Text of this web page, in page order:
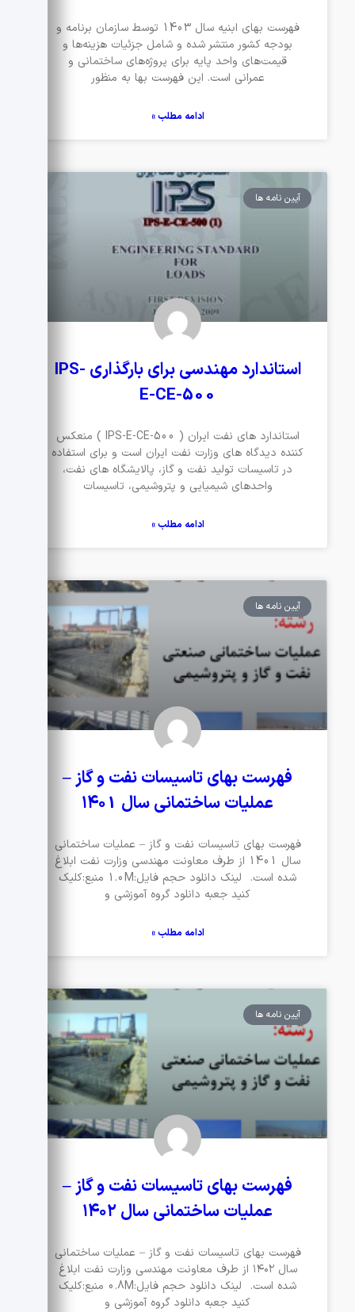
فهرست بهای ابنیه سال 1403 توسط سازمان برنامه و
بودجه کشور منتشر شده و شامل جزئیات هزینه‌ها و
قیمت‌های واحد پایه برای پروژه‌های ساختمانی و
عمرانی است. این فهرست بها به منظور
ادامه مطلب »
آیین نامه ها
استاندارد مهندسی برای بارگذاری IPS-
E-CE-500
استاندارد های نفت ایران ( IPS-E-CE-500 ) منعکس
کننده دیدگاه های وزارت نفت ایران است و برای استفاده
در تاسیسات تولید نفت و گاز، پالایشگاه های نفت،
واحدهای شیمیایی و پتروشیمی، تاسیسات
ادامه مطلب »
آیین نامه ها
فهرست بهای تاسیسات نفت و گاز –
عملیات ساختمانی سال ۱۴۰1
فهرست بهای تاسیسات نفت و گاز – عملیات ساختمانی
سال 1401 از طرف معاونت مهندسی وزارت نفت ابلاغ
شده است. لینک دانلود حجم فایل:1.0M منبع:کلیک
کنید جعبه دانلود گروه آموزشی و
ادامه مطلب »
آیین نامه ها
فهرست بهای تاسیسات نفت و گاز –
عملیات ساختمانی سال ۱۴۰۲
فهرست بهای تاسیسات نفت و گاز – عملیات ساختمانی
سال ۱۴۰۲ از طرف معاونت مهندسی وزارت نفت ابلاغ
شده است. لینک دانلود حجم فایل:0.8M منبع:کلیک
کنید جعبه دانلود گروه آموزشی و